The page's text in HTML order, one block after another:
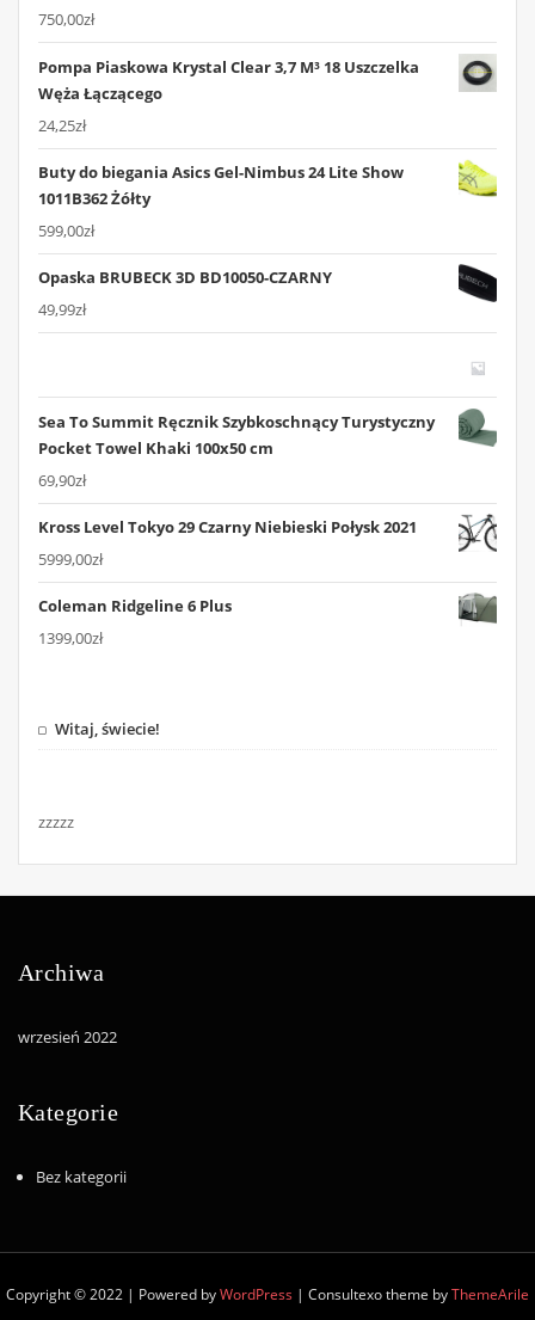
750,00zł
Pompa Piaskowa Krystal Clear 3,7 M³ 18 Uszczelka
Węża Łączącego
24,25zł
Buty do biegania Asics Gel-Nimbus 24 Lite Show
1011B362 Żółty
599,00zł
Opaska BRUBECK 3D BD10050-CZARNY
49,99zł
Sea To Summit Ręcznik Szybkoschnący Turystyczny
Pocket Towel Khaki 100x50 cm
69,90zł
Kross Level Tokyo 29 Czarny Niebieski Połysk 2021
5999,00zł
Coleman Ridgeline 6 Plus
1399,00zł
Witaj, świecie!
zzzzz
Archiwa
wrzesień 2022
Kategorie
Bez kategorii
Copyright © 2022 | Powered byWordPress | Consultexo theme byThemeArile